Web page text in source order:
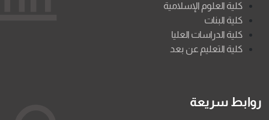
كلية العلوم الإسلامية
كلية البنات
كلية الدراسات العليا
كلية التعليم عن بعد
روابط سريعة